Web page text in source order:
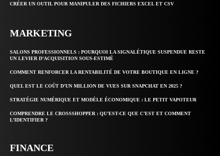
CRÉER UN OUTIL POUR MANIPULER DES FICHIERS EXCEL ET CSV
MARKETING
SALONS PROFESSIONNELS : POURQUOI LA SIGNALÉTIQUE SUSPENDUE RESTE
UN LEVIER D’ACQUISITION SOUS-ESTIMÉ
COMMENT RENFORCER LA RENTABILITÉ DE VOTRE BOUTIQUE EN LIGNE ?
QUEL EST LE COÛT D’UN MILLION DE VUES SUR SNAPCHAT EN 2025 ?
STRATÉGIE NUMÉRIQUE ET MODÈLE ÉCONOMIQUE : LE PETIT VAPOTEUR
COMPRENDRE LE CROSSSHOPPER : QU’EST-CE QUE C’EST ET COMMENT
L’IDENTIFIER ?
FINANCE